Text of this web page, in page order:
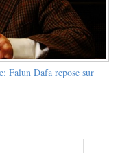
Falun Dafa repose sur